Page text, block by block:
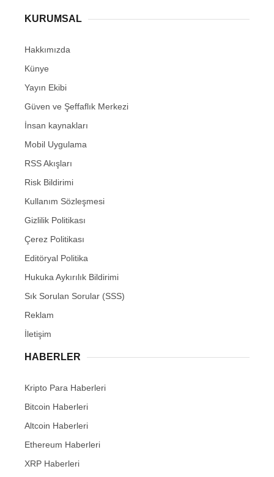
KURUMSAL
Hakkımızda
Künye
Yayın Ekibi
Güven ve Şeffaflık Merkezi
İnsan kaynakları
Mobil Uygulama
RSS Akışları
Risk Bildirimi
Kullanım Sözleşmesi
Gizlilik Politikası
Çerez Politikası
Editöryal Politika
Hukuka Aykırılık Bildirimi
Sık Sorulan Sorular (SSS)
Reklam
İletişim
HABERLER
Kripto Para Haberleri
Bitcoin Haberleri
Altcoin Haberleri
Ethereum Haberleri
XRP Haberleri